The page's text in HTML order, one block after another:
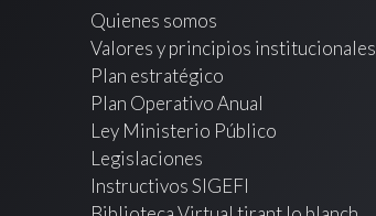
Quienes somos
Valores y principios institucionales
Plan estratégico
Plan Operativo Anual
Ley Ministerio Público
Legislaciones
Instructivos SIGEFI